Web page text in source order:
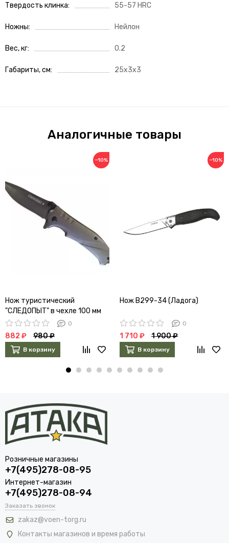
Твердость клинка 55-57 HRC
Ножны Нейлон
Вес, кг 0.2
Габариты, см 25x3x3
Аналогичные товары
−10%
Нож туристический
"СЛЕДОПЫТ" в чехле 100 мм
PF-PK-10
0
882 ₽ 980 ₽
В корзину
−10%
Нож B299-34 (Ладога)
0
1 710 ₽ 1 900 ₽
В корзину
Розничные магазины
+7(495)278-08-95
Интернет-магазин
+7(495)278-08-94
Заказать звонок
zakaz@voen-torg.ru
Контакты магазинов и время работы